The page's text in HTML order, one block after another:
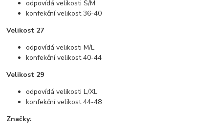
odpovídá velikosti S/M
konfekční velikost 36-40
Velikost 27
odpovídá velikosti M/L
konfekční velikost 40-44
Velikost 29
odpovídá velikosti L/XL
konfekční velikost 44-48
Značky: